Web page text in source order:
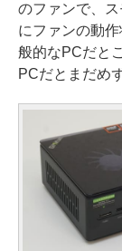
のファンで、
にファンの動
般的なPCだと
PCだとまだめ